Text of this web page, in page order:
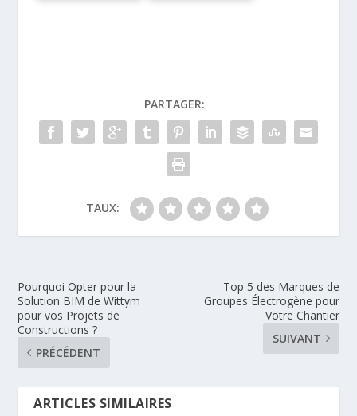
PARTAGER:
TAUX:
Pourquoi Opter pour la
Solution BIM de Wittym
pour vos Projets de
Constructions ?
PRÉCÉDENT
Top 5 des Marques de
Groupes Électrogène pour
Votre Chantier
SUIVANT
ARTICLES SIMILAIRES